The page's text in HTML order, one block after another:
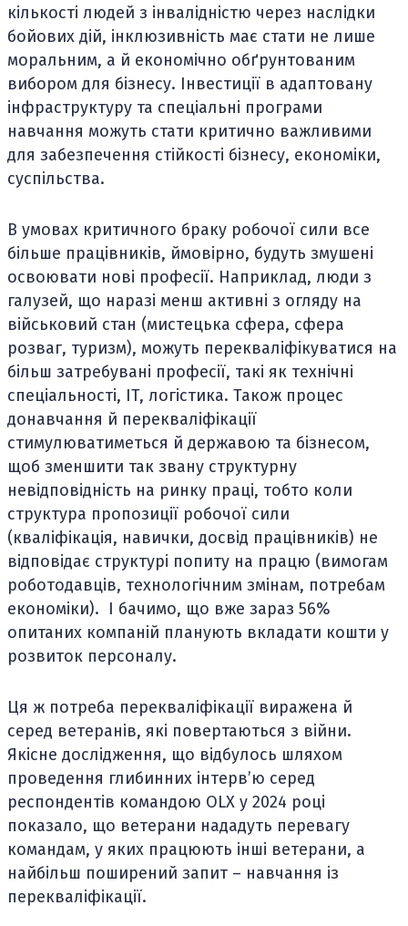
кількості людей з інвалідністю через наслідки
бойових дій, інклюзивність має стати не лише
моральним, а й економічно обґрунтованим
вибором для бізнесу. Інвестиції в адаптовану
інфраструктуру та спеціальні програми
навчання можуть стати критично важливими
для забезпечення стійкості бізнесу, економіки,
суспільства.
В умовах критичного браку робочої сили все
більше працівників, ймовірно, будуть змушені
освоювати нові професії. Наприклад, люди з
галузей, що наразі менш активні з огляду на
військовий стан (мистецька сфера, сфера
розваг, туризм), можуть перекваліфікуватися на
більш затребувані професії, такі як технічні
спеціальності, IT, логістика. Також процес
донавчання й перекваліфікації
стимулюватиметься й державою та бізнесом,
щоб зменшити так звану структурну
невідповідність на ринку праці, тобто коли
структура пропозиції робочої сили
(кваліфікація, навички, досвід працівників) не
відповідає структурі попиту на працю (вимогам
роботодавців, технологічним змінам, потребам
економіки). І бачимо, що вже зараз 56%
опитаних компаній планують вкладати кошти у
розвиток персоналу.
Ця ж потреба перекваліфікації виражена й
серед ветеранів, які повертаються з війни.
Якісне дослідження, що відбулось шляхом
проведення глибинних інтервʼю серед
респондентів командою OLX у 2024 році
показало, що ветерани нададуть перевагу
командам, у яких працюють інші ветерани, а
найбільш поширений запит – навчання із
перекваліфікації.